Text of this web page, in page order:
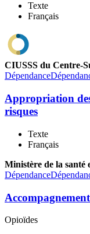
Texte
Français
CIUSSS du Centre-
Dépendance
Appropriation
risques
Texte
Français
Ministère de la santé
Dépendance
Opioïdes